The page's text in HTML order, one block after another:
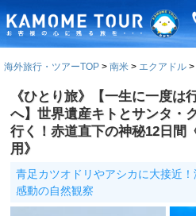
海外旅行・ツアーTOP 南米 エクアドル
《ひとり旅》【一生に一度は
へ】世界遺産キトとサンタ・
行く！赤道直下の神秘12日間
用》
青足カツオドリやアシカに大接近！
感動の自然観察